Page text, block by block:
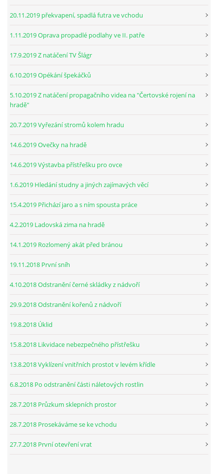
20.11.2019 překvapení, spadlá futra ve vchodu
1.11.2019 Oprava propadlé podlahy ve II. patře
17.9.2019 Z natáčení TV Šlágr
6.10.2019 Opékání špekáčků
5.10.2019 Z natáčení propagačního videa na "Čertovské rojení na
hradě"
20.7.2019 Vyřezání stromů kolem hradu
14.6.2019 Ovečky na hradě
14.6.2019 Výstavba přístřešku pro ovce
1.6.2019 Hledání studny a jiných zajímavých věcí
15.4.2019 Přichází jaro a s ním spousta práce
4.2.2019 Ladovská zima na hradě
14.1.2019 Rozlomený akát před bránou
19.11.2018 První sníh
4.10.2018 Odstranění černé skládky z nádvoří
29.9.2018 Odstranění kořenů z nádvoří
19.8.2018 Úklid
15.8.2018 Likvidace nebezpečného přístřešku
13.8.2018 Vyklízení vnitřních prostot v levém křídle
6.8.2018 Po odstranění části náletových rostlin
28.7.2018 Průzkum sklepních prostor
28.7.2018 Prosekáváme se ke vchodu
27.7.2018 První otevření vrat